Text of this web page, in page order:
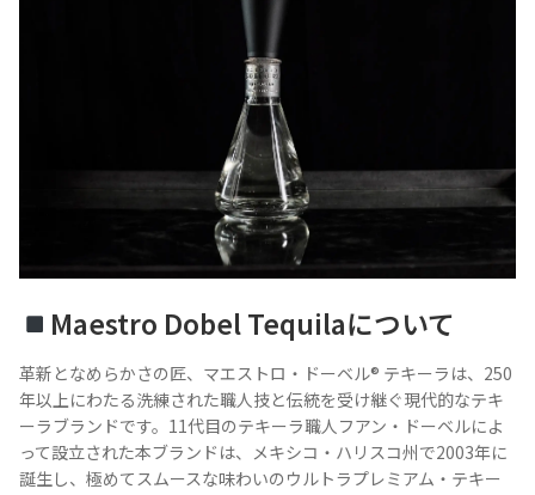
Maestro Dobel Tequilaについて
革新となめらかさの匠、マエストロ・ドーベル® テキーラは、250
年以上にわたる洗練された職人技と伝統を受け継ぐ現代的なテキ
ーラブランドです。11代目のテキーラ職人フアン・ドーベルによ
って設立された本ブランドは、メキシコ・ハリスコ州で2003年に
誕生し、極めてスムースな味わいのウルトラプレミアム・テキー